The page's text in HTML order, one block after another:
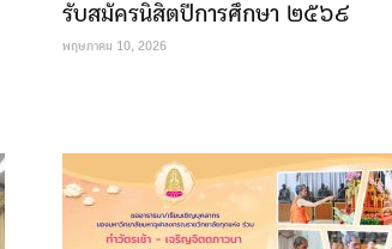
รับสมัครนิสิตปีการศึกษา ๒๕๖๙
พฤษภาคม 10, 2026